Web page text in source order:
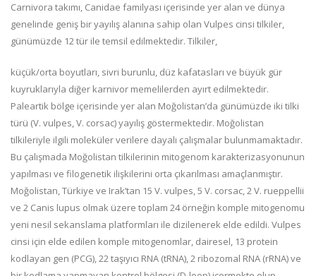
Carnivora takımı, Canidae familyası içerisinde yer alan ve dünya
genelinde geniş bir yayılış alanına sahip olan Vulpes cinsi tilkiler,
günümüzde 12 tür ile temsil edilmektedir. Tilkiler,
küçük/orta boyutları, sivri burunlu, düz kafatasları ve büyük gür
kuyruklarıyla diğer karnivor memelilerden ayırt edilmektedir.
Paleartik bölge içerisinde yer alan Moğolistan’da günümüzde iki tilki
türü (V. vulpes, V. corsac) yayılış göstermektedir. Moğolistan
tilkileriyle ilgili moleküler verilere dayalı çalışmalar bulunmamaktadır.
Bu çalışmada Moğolistan tilkilerinin mitogenom karakterizasyonunun
yapılması ve filogenetik ilişkilerini orta çıkarılması amaçlanmıştır.
Moğolistan, Türkiye ve Irak’tan 15 V. vulpes, 5 V. corsac, 2 V. rueppellii
ve 2 Canis lupus olmak üzere toplam 24 örneğin komple mitogenomu
yeni nesil sekanslama platformları ile dizilenerek elde edildi. Vulpes
cinsi için elde edilen komple mitogenomlar, dairesel, 13 protein
kodlayan gen (PCG), 22 taşıyıcı RNA (tRNA), 2 ribozomal RNA (rRNA) ve